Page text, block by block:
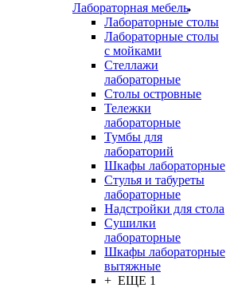
Лабораторная мебель
Лабораторные столы
Лабораторные столы
с мойками
Стеллажи
лабораторные
Столы островные
Тележки
лабораторные
Тумбы для
лабораторий
Шкафы лабораторные
Стулья и табуреты
лабораторные
Надстройки для стола
Сушилки
лабораторные
Шкафы лабораторные
вытяжные
+ ЕЩЕ 1